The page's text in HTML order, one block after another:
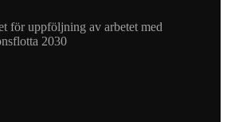
för uppföljning av arbetet med
2030